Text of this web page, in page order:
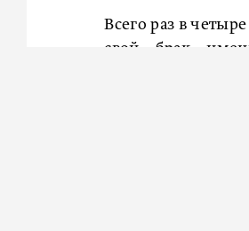
Всего раз в
свой брак